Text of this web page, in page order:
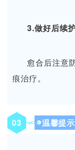
3.做好后续
愈合后注意
痕治疗。
03 温馨提示